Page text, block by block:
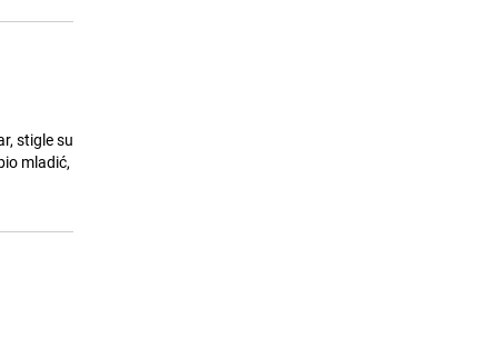
stigle su
mladić,